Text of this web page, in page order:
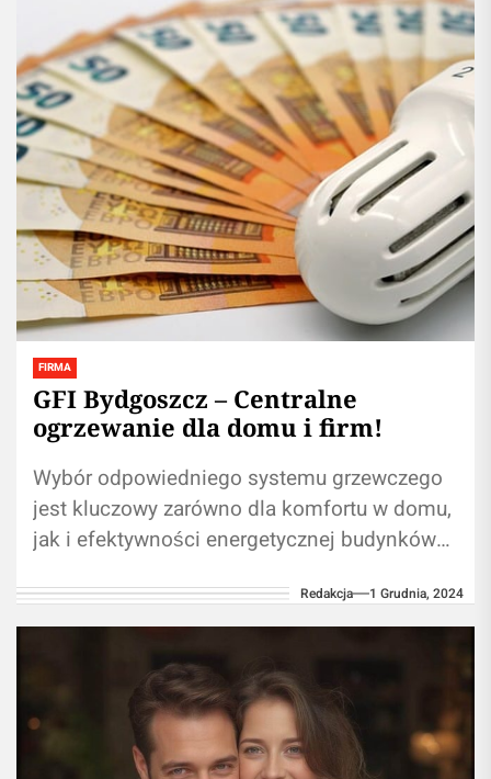
FIRMA
GFI Bydgoszcz – Centralne
ogrzewanie dla domu i firm!
Wybór odpowiedniego systemu grzewczego
jest kluczowy zarówno dla komfortu w domu,
jak i efektywności energetycznej budynków
oraz przedsiębiorstw decyduje...
Redakcja 1 Grudnia, 2024